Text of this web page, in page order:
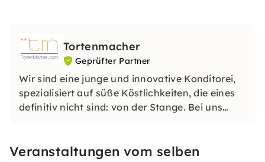
Tortenmacher
Geprüfter Partner
Wir sind eine junge und innovative Konditorei,
spezialisiert auf süße Köstlichkeiten, die eines
definitiv nicht sind: von der Stange. Bei uns
Meisterqualität.
Veranstaltungen vom selben